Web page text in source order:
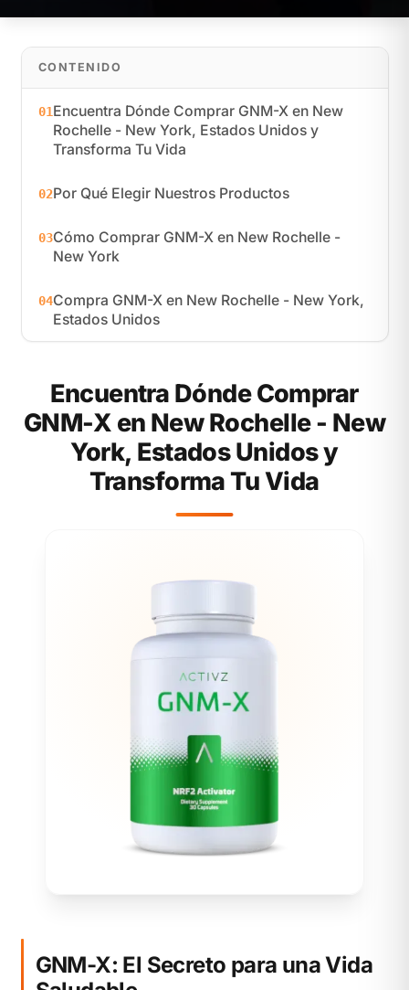
CONTENIDO
01Encuentra Dónde Comprar GNM-X en New
Rochelle - New York, Estados Unidos y
Transforma Tu Vida
02Por Qué Elegir Nuestros Productos
03Cómo Comprar GNM-X en New Rochelle -
New York
04Compra GNM-X en New Rochelle - New York,
Estados Unidos
Encuentra Dónde Comprar
GNM-X en New Rochelle - New
York, Estados Unidos y
Transforma Tu Vida
GNM-X: El Secreto para una Vida